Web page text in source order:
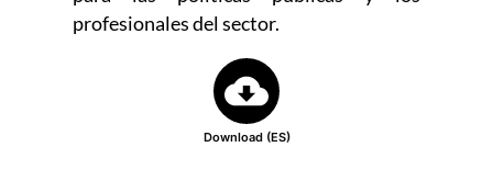
profesionales del sector.
Download (ES)